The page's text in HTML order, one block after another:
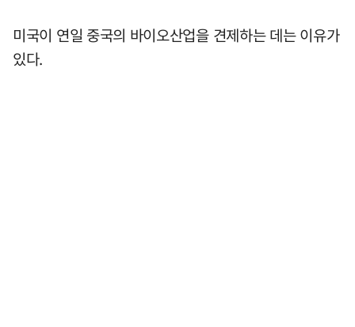
미국이 연일 중국의 바이오산업을 견제하는 데는 이유가
있다.